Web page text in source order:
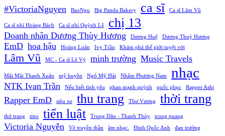
#VictoriaNguyen BaoNgu Big Panda Bakery ca sĩ Ca sĩ Lâm Vũ
Ca sĩ nhí Hoàng Bách Ca sĩ nhí Quỳnh Lê chị 13
Doanh nhân Dương Thùy Hương Dương Huệ Dương Thuỳ Hương
EmD hoa hậu Hoàng Luân Ivy Trần Khám phá thế giới tuyệt vời
Lâm Vũ MC - Ca sĩ Lê Vỹ minh trường Music Travels
Mãi Mãi Thanh Xuân mỹ huyền Ngô Mỹ Hải Nhâm Phương Nam nhạc
NTK Ivan Trần Nếu biết tình yêu phan mạnh quỳnh quốc phục Rapper Ashi
Rapper EmD siêu xe thu trang Thư Vương thời trang
thờ trang tino tiến luật Trung Dân - Thanh Thủy trung quang
Victoria Nguyễn Vẽ truyền thần âm nhạc. Đinh Quốc Anh đan trường